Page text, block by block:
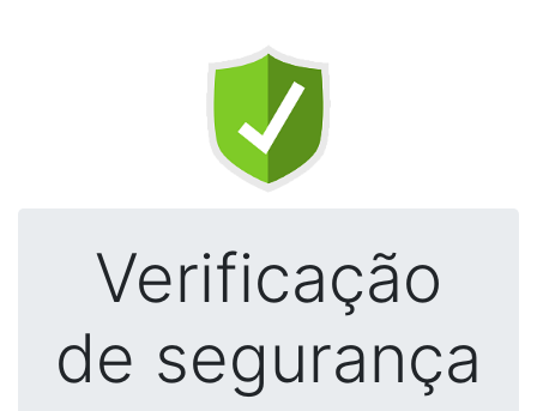
Verificação
de segurança